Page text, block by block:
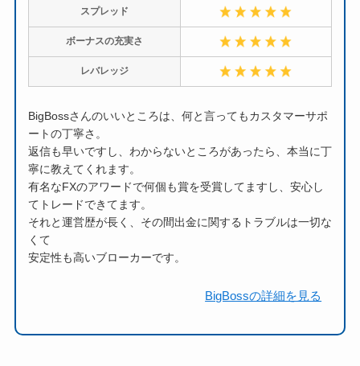
スプレッド
ボーナスの充実さ
レバレッジ
BigBossさんのいいところは、何と言ってもカスタマーサポ
ートの丁寧さ。
返信も早いですし、わからないところがあったら、本当に丁
寧に教えてくれます。
有名なFXのアワードで何個も賞を受賞してますし、安心し
てトレードできてます。
それと運営歴が長く、その間出金に関するトラブルは一切な
くて
安定性も高いブローカーです。
BigBossの詳細を見る